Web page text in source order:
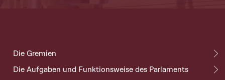
Die Gremien
Die Aufgaben und Funktionsweise des Parlaments